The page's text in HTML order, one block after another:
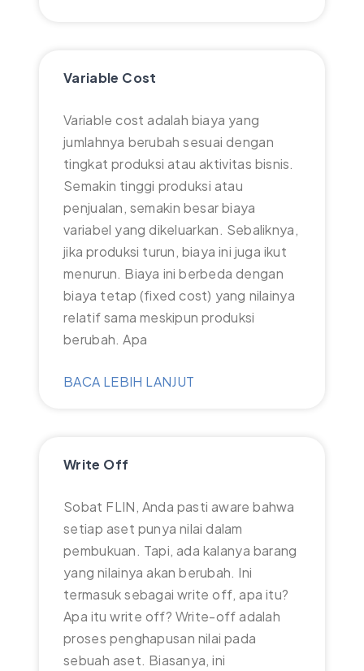
Variable Cost
Variable cost adalah biaya yang
jumlahnya berubah sesuai dengan
tingkat produksi atau aktivitas bisnis.
Semakin tinggi produksi atau
penjualan, semakin besar biaya
variabel yang dikeluarkan. Sebaliknya,
jika produksi turun, biaya ini juga ikut
menurun. Biaya ini berbeda dengan
biaya tetap (fixed cost) yang nilainya
relatif sama meskipun produksi
berubah. Apa
BACA LEBIH LANJUT
Write Off
Sobat FLIN, Anda pasti aware bahwa
setiap aset punya nilai dalam
pembukuan. Tapi, ada kalanya barang
yang nilainya akan berubah. Ini
termasuk sebagai write off, apa itu?
Apa itu write off? Write-off adalah
proses penghapusan nilai pada
sebuah aset. Biasanya, ini